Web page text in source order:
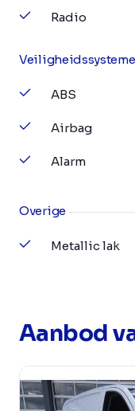
Radio
ABS
Airbag
Alarm
Overige
Metallic lak
Aanbod